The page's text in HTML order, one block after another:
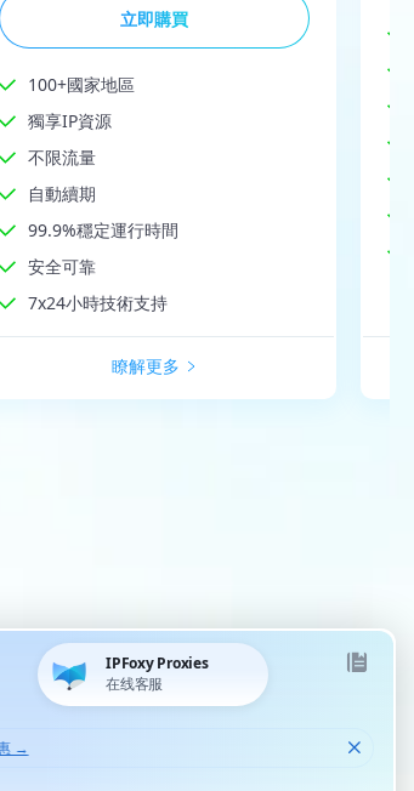
立即購買
100+國家地區
獨享IP資源
不限流量
自動續期
99.9%穩定運行時間
安全可靠
7x24小時技術支持
瞭解更多